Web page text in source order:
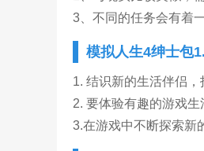
3、不同的任务会有着
模拟人生4绅士包
1. 结识新的生活伴侣，
2. 要体验有趣的游戏
3.在游戏中不断探索新